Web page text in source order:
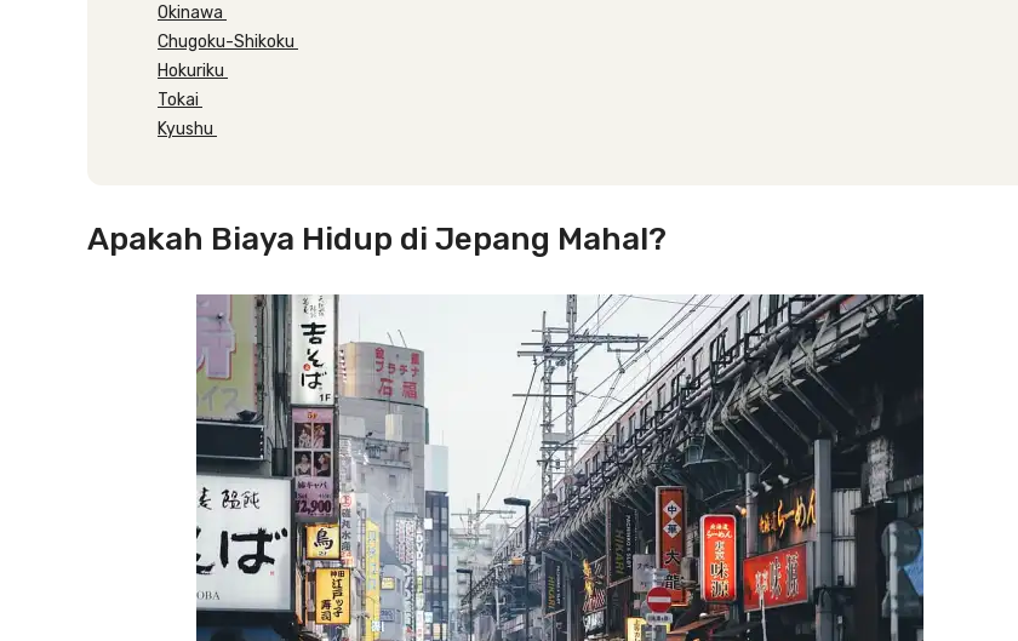
Okinawa
Chugoku-Shikoku
Hokuriku
Tokai
Kyushu
Apakah Biaya Hidup di Jepang Mahal?